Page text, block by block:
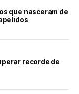
que nasceram de
recorde de